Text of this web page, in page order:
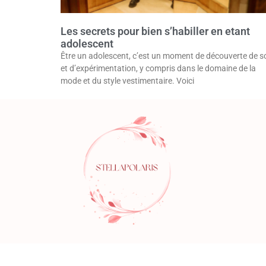
Les secrets pour bien s’habiller en etant
adolescent
Être un adolescent, c’est un moment de découverte de
et d’expérimentation, y compris dans le domaine de la
mode et du style vestimentaire. Voici